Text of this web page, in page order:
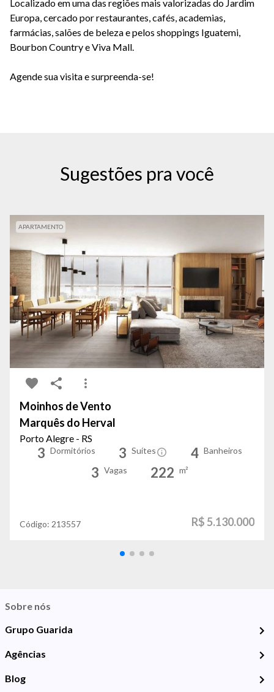
Localizado em uma das regiões mais valorizadas do Jardim
Europa, cercado por restaurantes, cafés, academias,
farmácias, salões de beleza e pelos shoppings Iguatemi,
Bourbon Country e Viva Mall.
Agende sua visita e surpreenda-se!
Sugestões pra você
APARTAMENTO
Moinhos de Vento
Marquês do Herval
Porto Alegre - RS
3 Dormitórios 3 Suítes 4 Banheiros
3 Vagas 222 m²
Código: 213557 R$ 5.130.000
Sobre nós
Grupo Guarida
Agências
Blog